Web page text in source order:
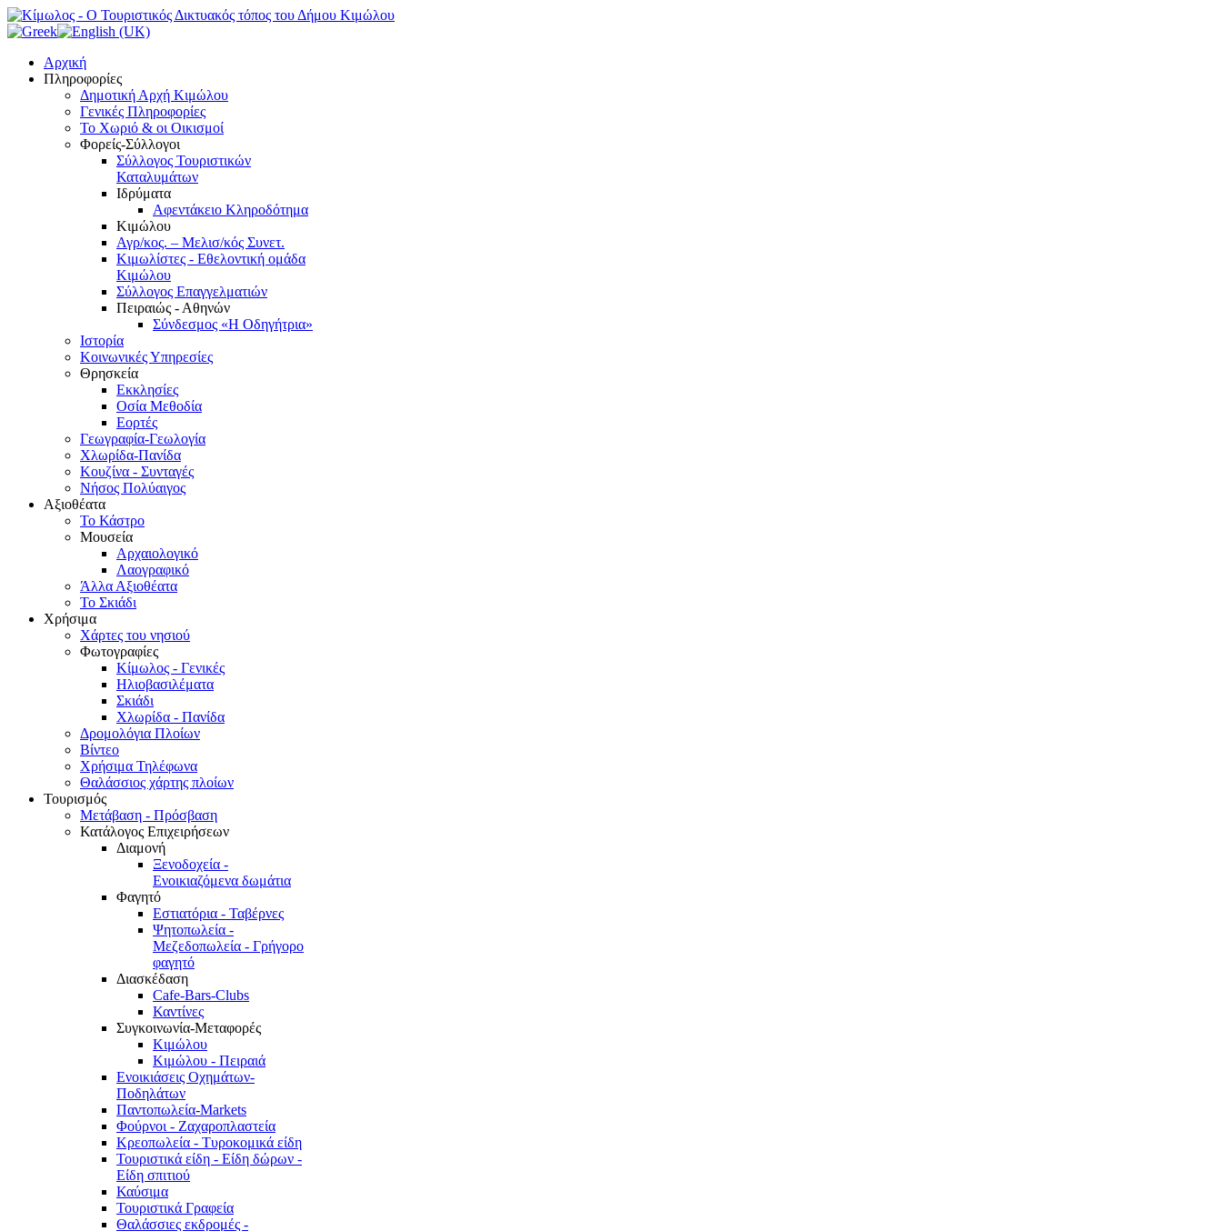
Αρχική
Πληροφορίες
Δημοτική Αρχή Κιμώλου
Γενικές Πληροφορίες
Το Xωριό & οι Οικισμοί
Φορείς-Σύλλογοι
Σύλλογος Τουριστικών
Καταλυμάτων
Ιδρύματα
Αφεντάκειο Κληροδότημα
Κιμώλου
Αγρ/κος. – Μελισ/κός Συνετ.
Κιμωλίστες - Εθελοντική ομάδα
Κιμώλου
Σύλλογος Επαγγελματιών
Πειραιώς - Αθηνών
Σύνδεσμος «Η Οδηγήτρια»
Ιστορία
Κοινωνικές Υπηρεσίες
Θρησκεία
Εκκλησίες
Οσία Μεθοδία
Εορτές
Γεωγραφία-Γεωλογία
Χλωρίδα-Πανίδα
Κουζίνα - Συνταγές
Νήσος Πολύαιγος
Αξιοθέατα
Το Κάστρο
Μουσεία
Αρχαιολογικό
Λαογραφικό
Άλλα Αξιοθέατα
Το Σκιάδι
Χρήσιμα
Χάρτες του νησιού
Φωτογραφίες
Κίμωλος - Γενικές
Ηλιοβασιλέματα
Σκιάδι
Χλωρίδα - Πανίδα
Δρομολόγια Πλοίων
Βίντεο
Χρήσιμα Τηλέφωνα
Θαλάσσιος χάρτης πλοίων
Τουρισμός
Μετάβαση - Πρόσβαση
Κατάλογος Επιχειρήσεων
Διαμονή
Ξενοδοχεία -
Ενοικιαζόμενα δωμάτια
Φαγητό
Εστιατόρια - Ταβέρνες
Ψητοπωλεία -
Μεζεδοπωλεία - Γρήγορο
φαγητό
Διασκέδαση
Cafe-Bars-Clubs
Καντίνες
Συγκοινωνία-Μεταφορές
Κιμώλου
Κιμώλου - Πειραιά
Ενοικιάσεις Οχημάτων-
Ποδηλάτων
Παντοπωλεία-Markets
Φούρνοι - Ζαχαροπλαστεία
Κρεοπωλεία - Τυροκομικά είδη
Τουριστικά είδη - Είδη δώρων -
Είδη σπιτιού
Καύσιμα
Τουριστικά Γραφεία
Θαλάσσιες εκδρομές -